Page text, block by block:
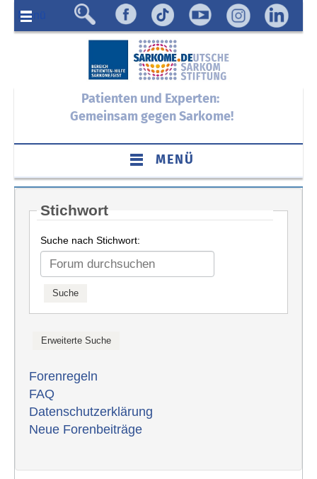
Menü
Patienten und Experten:
Gemeinsam gegen Sarkome!
MENÜ
Stichwort
Suche nach Stichwort:
Forenregeln
FAQ
Datenschutzerklärung
Neue Forenbeiträge